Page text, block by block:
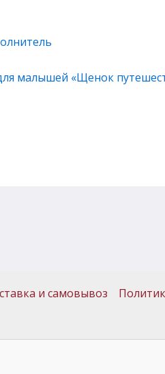
малышей «Щенок
и самовывоз